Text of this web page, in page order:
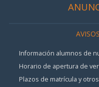
Información alumnos de
Horario de apertura de
Plazos de matrícula y